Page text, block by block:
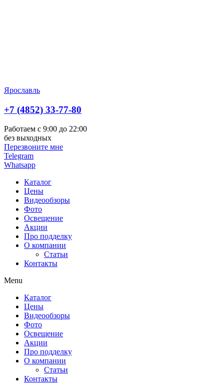
Ярославль
+7 (4852) 33-77-80
Работаем с 9:00 до 22:00
без выходных
Перезвоните мне
Telegram
Whatsapp
Каталог
Цены
Видеообзоры
Фото
Освещение
Акции
Про подделку
О компании
Статьи
Контакты
Menu
Каталог
Цены
Видеообзоры
Фото
Освещение
Акции
Про подделку
О компании
Статьи
Контакты